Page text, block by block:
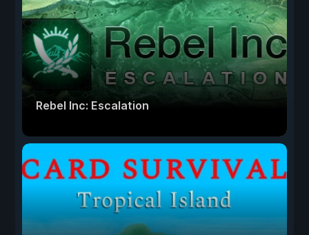
Rebel Inc: Escalation